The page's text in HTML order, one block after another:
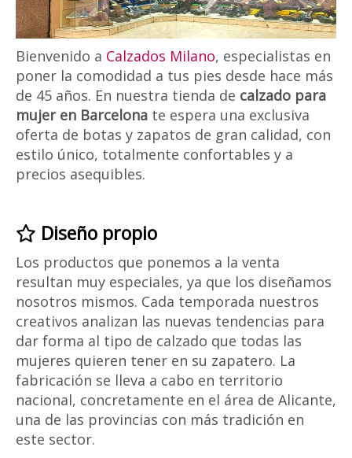
Bienvenido a Calzados Milano, especialistas en
poner la comodidad a tus pies desde hace más
de 45 años. En nuestra tienda de calzado para
mujer en Barcelona te espera una exclusiva
oferta de botas y zapatos de gran calidad, con
estilo único, totalmente confortables y a
precios asequibles.
Diseño propio
Los productos que ponemos a la venta
resultan muy especiales, ya que los diseñamos
nosotros mismos. Cada temporada nuestros
creativos analizan las nuevas tendencias para
dar forma al tipo de calzado que todas las
mujeres quieren tener en su zapatero. La
fabricación se lleva a cabo en territorio
nacional, concretamente en el área de Alicante,
una de las provincias con más tradición en
este sector.